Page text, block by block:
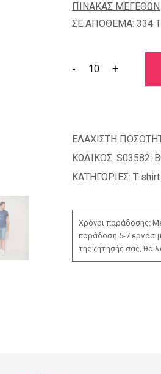
ΠΙΝΑΚΑΣ ΜΕΓΕΘΩΝ
ΣΕ ΑΠΟΘΕΜΑ: 334
- +
ΕΛΑΧΙΣΤΗ
ΚΩΔΙΚΟΣ: S03582-
ΚΑΤΗΓΟΡΙΕΣ: T-
Χρόνοι παράδοσης:
παράδοση 5-7
της ζήτησής σας, θα